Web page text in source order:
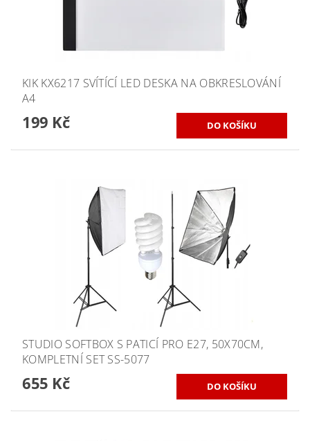
KIK KX6217 SVÍTÍCÍ LED DESKA NA OBKRESLOVÁNÍ
A4
199 Kč
STUDIO SOFTBOX S PATICÍ PRO E27, 50X70CM,
KOMPLETNÍ SET SS-5077
655 Kč